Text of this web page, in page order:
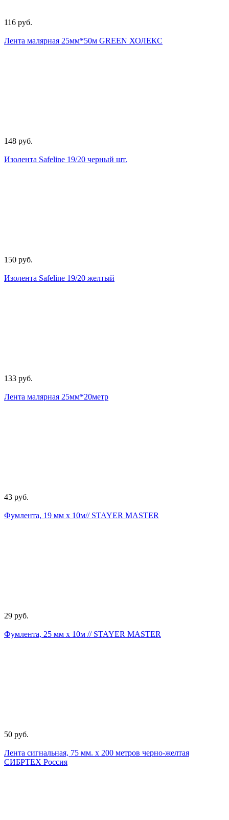
116 руб.
Лента малярная 25мм*50м GREEN ХОЛЕКС
148 руб.
Изолента Safeline 19/20 черный шт.
150 руб.
Изолента Safeline 19/20 желтый
133 руб.
Лента малярная 25мм*20метр
43 руб.
Фумлента, 19 мм х 10м// STAYER MASTER
29 руб.
Фумлента, 25 мм х 10м // STAYER MASTER
50 руб.
Лента сигнальная, 75 мм. х 200 метров черно-желтая
СИБРТЕХ Россия